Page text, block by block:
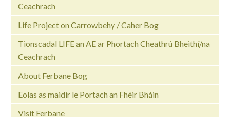
Ceachrach
Life Project on Carrowbehy / Caher Bog
Tionscadal LIFE an AE ar Phortach Cheathrú Bheithí/na
Ceachrach
About Ferbane Bog
Eolas as maidir le Portach an Fhéir Bháin
Visit Ferbane